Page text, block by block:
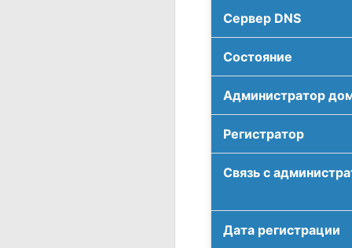
Сервер DNS
Соcтояние
Администратор
Регистратор
Связь с
Дата регистрации